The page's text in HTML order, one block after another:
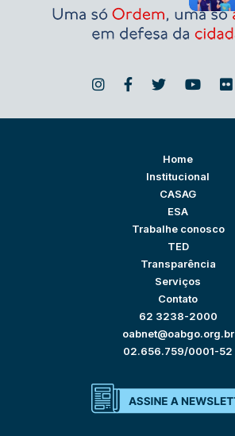
Home
Institucional
CASAG
ESA
Trabalhe conosco
TED
Transparência
Serviços
Contato
62 3238-2000
oabnet@oabgo.org.br
02.656.759/0001-52